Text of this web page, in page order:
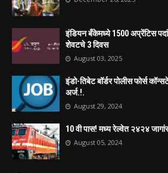
इंडियन बँकेमध्ये 1500 अप्रेंटिस
शेवटचे 3 दिवस
August 03, 2025
इंडो-तिबेट बॉर्डर पोलीस फोर्स
अर्ज.!.
August 29, 2024
10 वी पास! मध्य रेल्वेत २४२४
August 05, 2024